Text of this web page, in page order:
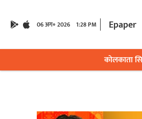
06 अग॰ 2026 1:28 PM Epaper
कोलकाता